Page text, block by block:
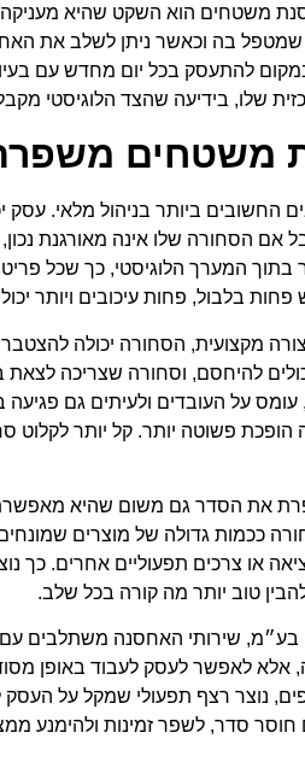
משטחים הוא השקט שהיא
בה וכאשר ניתן לשלב את
להתעסק בכל יום מחדש עם
שלו, בידיעה שהצד הלוגיסטי
משטחים
החשובים ביותר בניהול מלאי. עסק
אם הסחורה שלו אינה מאורגנת
בתוך המערך הלוגיסטי, כך שכל
בלבול, פחות עיכובים ויותר
מקצועית, הסחורה יכולה
להיחסם, וסחורה שצריכה לצאת
עומס על העובדים ולעיתים גם
הופכת פשוטה יותר. קל יותר לקלוט
את הסדר גם משום שהיא מאפשרת
ככמות גדולה של מוצרים שמונחים
או צרכים תפעוליים אחרים. כך
טוב יותר מה קורה בכל שלב.
בע״מ, שירותי האחסנה משתלבים
לאפשר לעסק לעבוד באופן
נוצר רצף תפעולי שמקל על העסק
סדר, לשפר זמינות ולהימנע